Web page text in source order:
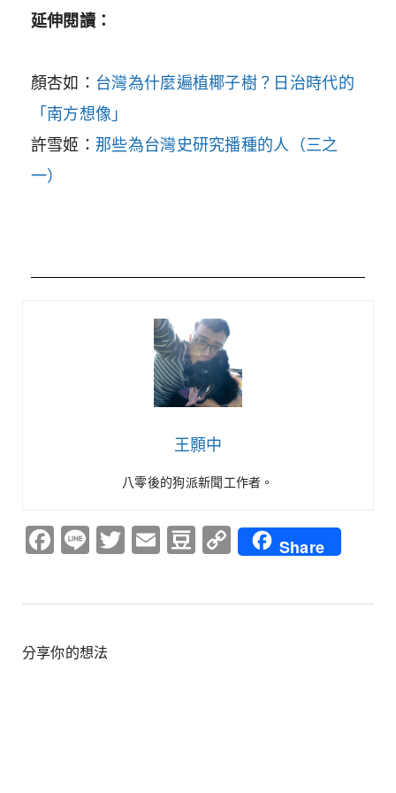
延伸閱讀：
顏杏如： 台灣為什麼遍植椰子樹？日治時代的
「南方想像」
許雪姬： 那些為台灣史研究播種的人（三之
一）
王顥中
八零後的狗派新聞工作者。
Facebook
LineTwitter
EmailDouban
CopyShare
分享你的想法